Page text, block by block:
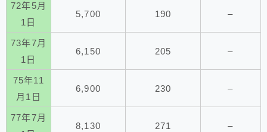
72年5月
1日
5,700 190 –
73年7月
1日
6,150 205 –
75年11
月1日
6,900 230 –
77年7月
8,130 271 –